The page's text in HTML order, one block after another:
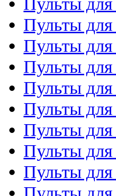
Пульты для
Пульты
Пульты
Пульты
Пульты для
Пульты для
Пульты для
Пульты для